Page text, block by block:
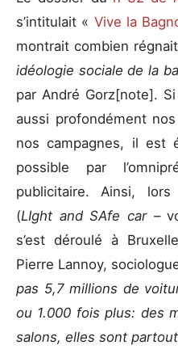
s’intitulait « Vive la
montrait combien
idéologie sociale de la
par André Gorz[note].
aussi profondément
nos campagnes, il est
possible par
publicitaire. Ainsi,
(LIght and SAfe car –
s’est déroulé à
Pierre Lannoy,
pas 5,7 millions de
ou 1.000 fois plus: des
salons, elles sont partout